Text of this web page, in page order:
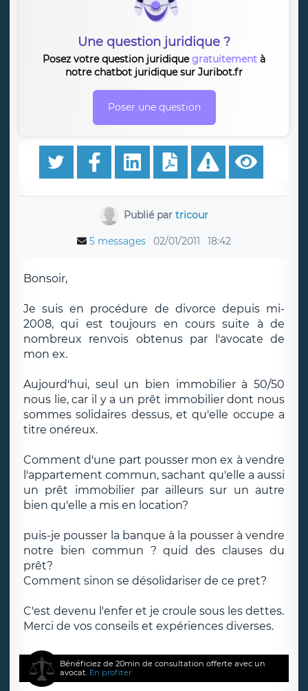
Une question juridique ?
Posez votre question juridiquegratuitement à
notre chatbot juridique sur Juribot.fr
Poser une question
Publié partricour
5 messages 02/01/2011 18:42
Bonsoir,
Je suis en procédure de divorce depuis mi-
2008, qui est toujours en cours suite à de
nombreux renvois obtenus par l'avocate de
mon ex.
Aujourd'hui, seul un bien immobilier à 50/50
nous lie, car il y a un prêt immobilier dont nous
sommes solidaires dessus, et qu'elle occupe a
titre onéreux.
Comment d'une part pousser mon ex à vendre
l'appartement commun, sachant qu'elle a aussi
un prêt immobilier par ailleurs sur un autre
bien qu'elle a mis en location?
puis-je pousser la banque à la pousser à vendre
notre bien commun ? quid des clauses du
prêt?
Comment sinon se désolidariser de ce pret?
C'est devenu l'enfer et je croule sous les dettes.
Merci de vos conseils et expériences diverses.
Bénéficiez de 20min de consultation offerte avec un
avocat. En profiter